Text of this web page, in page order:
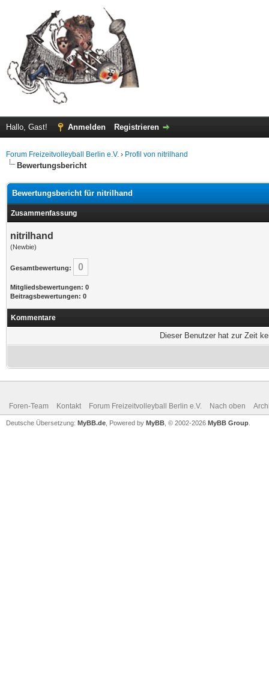
Hallo, Gast! Anmelden Registrieren
Forum Freizeitvolleyball Berlin e.V. › Profil von nitrilhand
Bewertungsbericht
Bewertungsbericht für nitrilhand
Zusammenfassung
nitrilhand
(Newbie)
Gesamtbewertung: 0
Mitgliedsbewertungen: 0
Beitragsbewertungen: 0
Kommentare
Dieser Benutzer hat zur Zeit
Foren-Team Kontakt Forum Freizeitvolleyball Berlin e.V. Nach oben
Deutsche Übersetzung: MyBB.de , Powered by MyBB , © 2002-2026 MyBB Group